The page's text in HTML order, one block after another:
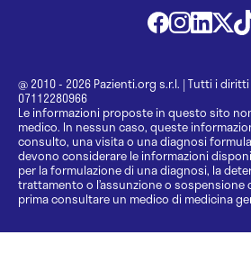
@ 2010 - 2026 Pazienti.org s.r.l. | Tutti i
07112280966
Le informazioni proposte in questo sito
medico. In nessun caso, queste
consulto, una visita o una diagnosi
devono considerare le informazioni
per la formulazione di una diagnosi, la
trattamento o l’assunzione o sospensione
prima consultare un medico di medicina